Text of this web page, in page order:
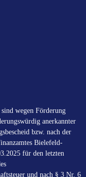
wegen Förderung
anerkannter
bzw. nach der
Bielefeld-
für den letzten
und nach § 3 Nr. 6